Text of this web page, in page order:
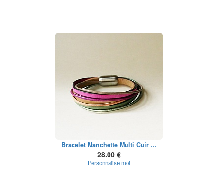
Bracelet Manchette Multi Cuir ...
28.00 €
Personnalise moi